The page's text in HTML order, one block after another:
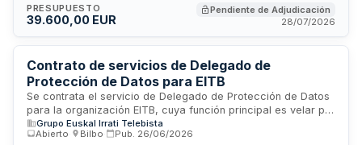
servicios incluyen la emisión de informes, asistencia en
expedientes administrativos, participación en reuniones
municipal. La ejecución se realizará de forma presencial en
la Casa Consistorial bajo supervisión de la Alcaldía.
PRESUPUESTO
39.600,00 EUR
Pendiente de Adjudicación
28/07/2026
Contrato de servicios de Delegado de
Protección de Datos para EITB
Se contrata el servicio de Delegado de Protección de Datos
para la organización EITB, cuya función principal es velar por
el cumplimiento de la normativa de protección de datos
personales. El servicio incluye asesoramiento en materia de
Grupo Euskal Irrati Telebista
Abierto
Bilbo Pub. 26/06/2026